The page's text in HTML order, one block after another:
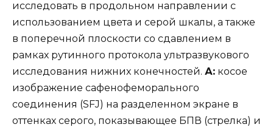
исследовать в продольном направлении с
использованием цвета и серой шкалы, а также
в поперечной плоскости со сдавлением в
рамках рутинного протокола ультразвукового
исследования нижних конечностей. А: косое
изображение сафенофеморального
соединения (SFJ) на разделенном экране в
оттенках серого, показывающее БПВ (стрелка) и